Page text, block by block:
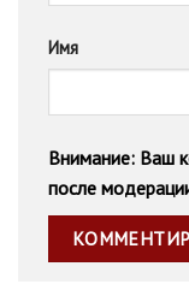
Имя
Внимание: Ваш
после